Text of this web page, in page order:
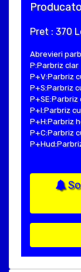
Pret : 370
Abrevieri
P:Parbriz clar
P+V:Parbriz
P+S:Parbriz
P+SE:Parbriz
P+I:Parbriz
P+H:Parbriz
P+C:Parbriz